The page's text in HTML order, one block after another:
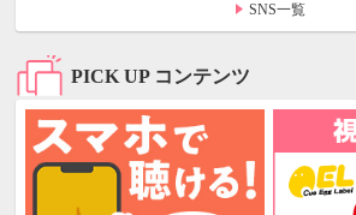
SNS一覧
PICK UP コンテンツ